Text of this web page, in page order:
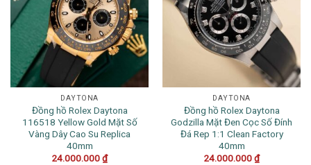
DAYTONA
Đồng hồ Rolex Daytona
116518 Yellow Gold Mặt Số
Vàng Dây Cao Su Replica
40mm
24.000.000₫
DAYTONA
Đồng hồ Rolex Daytona
Godzilla Mặt Đen Cọc Số Đính
Đá Rep 1:1 Clean Factory
40mm
24.000.000₫